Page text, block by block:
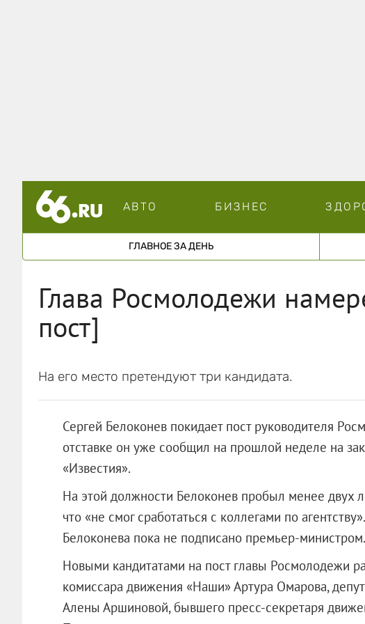
АВТО БИЗНЕС
ГЛАВНОЕ ЗА ДЕНЬ
Глава Росмолодежи
пост]
На его место претендуют три кандидата.
Сергей Белоконев покидает пост руководителя
отставке он уже сообщил на прошлой неделе на
«Известия».
На этой должности Белоконев пробыл менее двух
что «не смог сработаться с коллегами по
Белоконева пока не подписано премьер-министром.
Новыми кандитатами на пост главы Росмолодежи
комиссара движения «Наши» Артура Омарова,
Алены Аршиновой, бывшего пресс-секретаря